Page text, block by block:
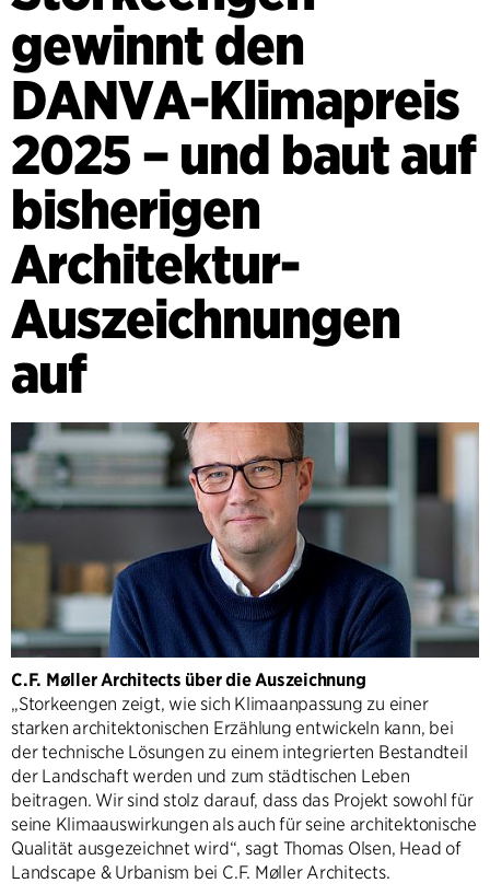
gewinnt den
DANVA-Klimapreis
2025 – und baut auf
bisherigen
Architektur-
Auszeichnungen
auf
C.F. Møller Architects über die Auszeichnung
„Storkeengen zeigt, wie sich Klimaanpassung zu einer
starken architektonischen Erzählung entwickeln kann, bei
der technische Lösungen zu einem integrierten Bestandteil
der Landschaft werden und zum städtischen Leben
beitragen. Wir sind stolz darauf, dass das Projekt sowohl für
seine Klimaauswirkungen als auch für seine architektonische
Qualität ausgezeichnet wird“, sagt Thomas Olsen, Head of
Landscape & Urbanism bei C.F. Møller Architects.